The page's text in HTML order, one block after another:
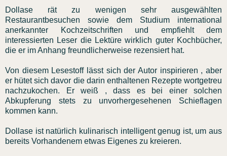
Dollase rät zu wenigen sehr ausgewählten
Restaurantbesuchen sowie dem Studium international
anerkannter Kochzeitschriften und empfiehlt dem
interessierten Leser die Lektüre wirklich guter Kochbücher,
die er im Anhang freundlicherweise rezensiert hat.
Von diesem Lesestoff lässt sich der Autor inspirieren , aber
er hütet sich davor die darin enthaltenen Rezepte wortgetreu
nachzukochen. Er weiß , dass es bei einer solchen
Abkupferung stets zu unvorhergesehenen Schieflagen
kommen kann.
Dollase ist natürlich kulinarisch intelligent genug ist, um aus
bereits Vorhandenem etwas Eigenes zu kreieren.